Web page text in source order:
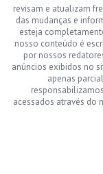
revisam e atualizam
das mudanças e
esteja
nosso conteúdo é
por nossos
anúncios exibidos no
apenas
acessados através do